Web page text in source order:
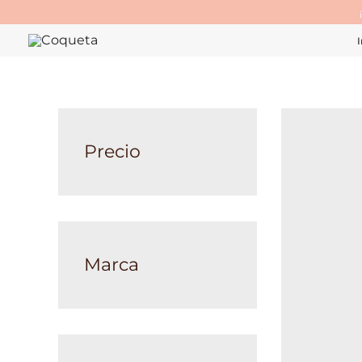
al
contenido
Precio
Marca